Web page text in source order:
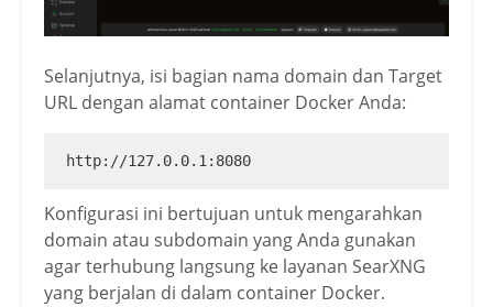
Selanjutnya, isi bagian nama domain dan Target
URL dengan alamat container Docker Anda:
http://127.0.0.1:8080
Konfigurasi ini bertujuan untuk mengarahkan
domain atau subdomain yang Anda gunakan
agar terhubung langsung ke layanan SearXNG
yang berjalan di dalam container Docker.